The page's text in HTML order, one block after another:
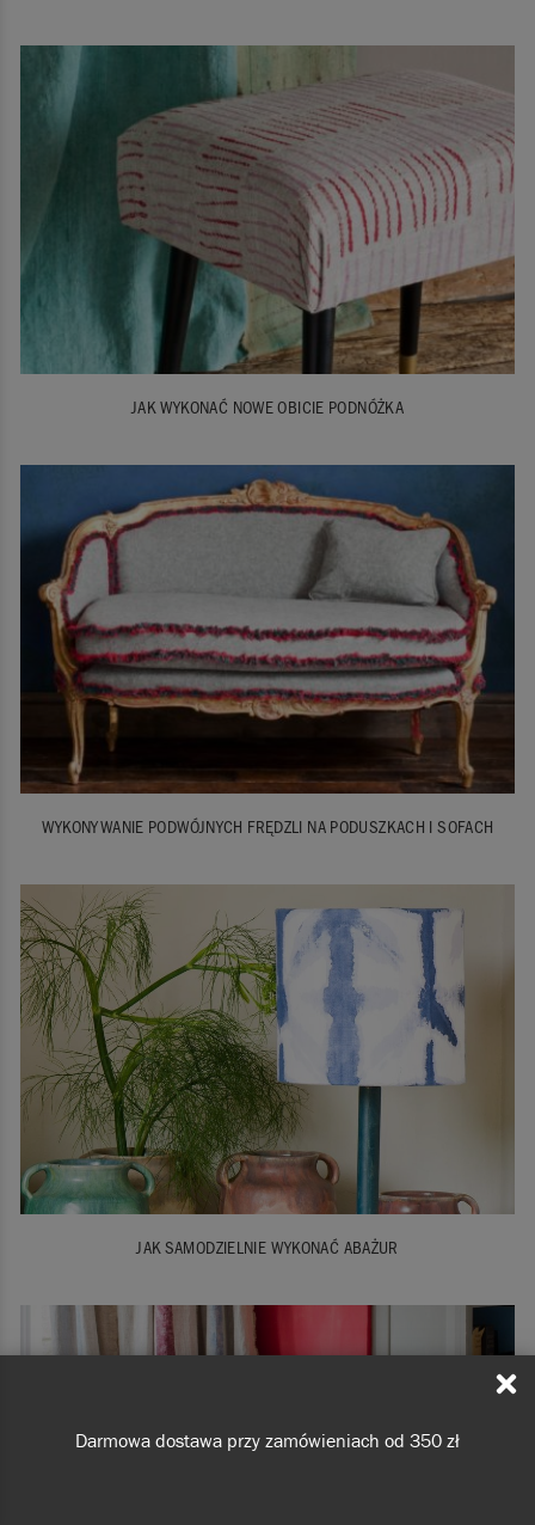
Darmowa dostawa przy zamówieniach od 350 zł
JAK WYKONAĆ NOWE OBICIE PODNÓŻKA
WYKONYWANIE PODWÓJNYCH FRĘDZLI NA PODUSZKACH I SOFACH
JAK SAMODZIELNIE WYKONAĆ ABAŻUR